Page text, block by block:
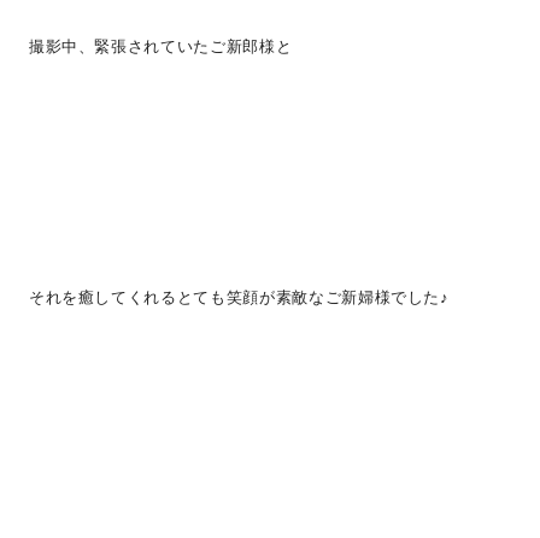
撮影中、緊張されていたご新郎様と
それを癒してくれるとても笑顔が素敵なご新婦様でした♪